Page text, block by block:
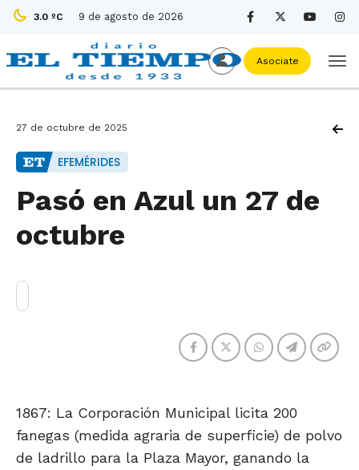
3.0 ºC 9 de agosto de 2026
Asociate
27 de octubre de 2025
EFEMÉRIDES
Pasó en Azul un 27 de
octubre
1867: La Corporación Municipal licita 200
fanegas (medida agraria de superficie) de polvo
de ladrillo para la Plaza Mayor, ganando la